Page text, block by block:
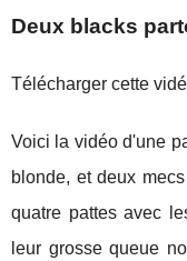
Deux blacks
Télécharger cette
Voici la vidéo d'une
blonde, et deux
quatre pattes avec
leur grosse queue